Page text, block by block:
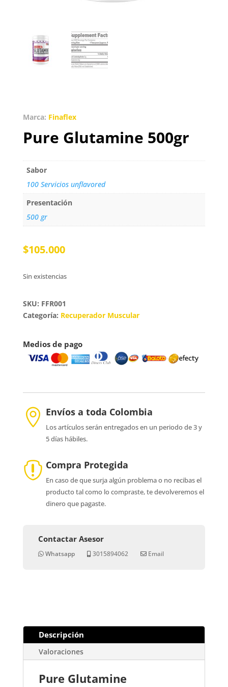
Marca: Finaflex
Pure Glutamine 500gr
Sabor
100 Servicios unflavored
Presentación
500 gr
$105.000
Sin existencias
SKU: FFR001
Categoría: Recuperador Muscular
Medios de pago
 Envíos a toda Colombia
Los artículos serán entregados en un periodo de 3 y
5 días hábiles.
 Compra Protegida
En caso de que surja algún problema o no recibas el
producto tal como lo compraste, te devolveremos el
dinero que pagaste.
Contactar Asesor
Whatsapp 3015894062 Email
Descripción
Valoraciones
Pure Glutamine